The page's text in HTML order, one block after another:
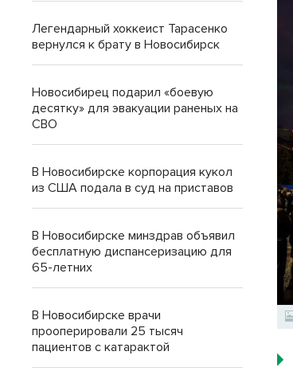
Легендарный хоккеист Тарасенко
вернулся к брату в Новосибирск
Новосибирец подарил «боевую
десятку» для эвакуации раненых на
СВО
В Новосибирске корпорация кукол
из США подала в суд на приставов
В Новосибирске минздрав объявил
бесплатную диспансеризацию для
65-летних
В Новосибирске врачи
прооперировали 25 тысяч
пациентов с катарактой